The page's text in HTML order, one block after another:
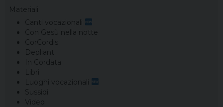
Materiali
Canti vocazionali
Con Gesù nella notte
CorCordis
Depliant
In Cordata
Libri
Luoghi vocazionali
Sussidi
Video